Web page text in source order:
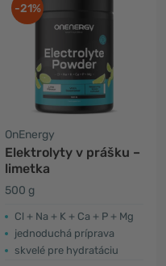
-21%
OnEnergy
Elektrolyty v prášku –
limetka
500 g
Cl + Na + K + Ca + P + Mg
jednoduchá príprava
skvelé pre hydratáciu